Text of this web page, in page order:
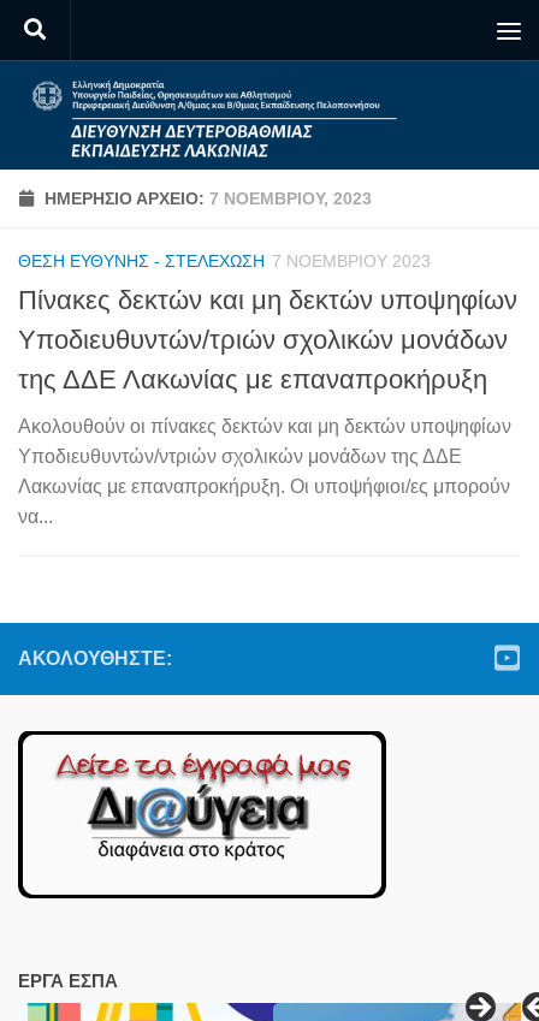
Skip to content
ΗΜΕΡΉΣΙΟ ΑΡΧΕΊΟ: 7 ΝΟΕΜΒΡΊΟΥ, 2023
ΘΈΣΗ ΕΥΘΎΝΗΣ - ΣΤΕΛΈΧΩΣΗ 7 ΝΟΕΜΒΡΊΟΥ 2023
Πίνακες δεκτών και μη δεκτών υποψηφίων
Υποδιευθυντών/τριών σχολικών μονάδων
της ΔΔΕ Λακωνίας με επαναπροκήρυξη
Ακολουθούν οι πίνακες δεκτών και μη δεκτών υποψηφίων
Υποδιευθυντών/ντριών σχολικών μονάδων της ΔΔΕ
Λακωνίας με επαναπροκήρυξη. Οι υποψήφιοι/ες μπορούν
να...
ΑΚΟΛΟΥΘΉΣΤΕ:
ΕΡΓΑ ΕΣΠΑ